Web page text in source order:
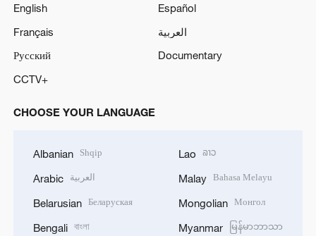
English
Español
Français
العربية
Русский
Documentary
CCTV+
CHOOSE YOUR LANGUAGE
Albanian Shqip
Arabic العربية
Belarusian Беларуская
Bengali বাংলা
Lao ລາວ
Malay Bahasa Melayu
Mongolian Монгол
Myanmar မြန်မာဘာသာ